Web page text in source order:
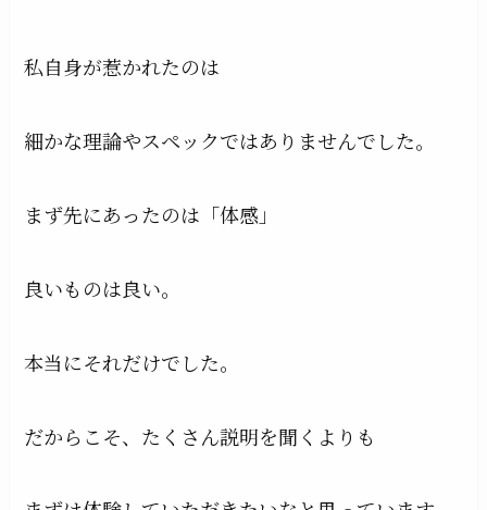
私自身が惹かれたのは
細かな理論やスペックではありませんでした。
まず先にあったのは「体感」
良いものは良い。
本当にそれだけでした。
だからこそ、たくさん説明を聞くよりも